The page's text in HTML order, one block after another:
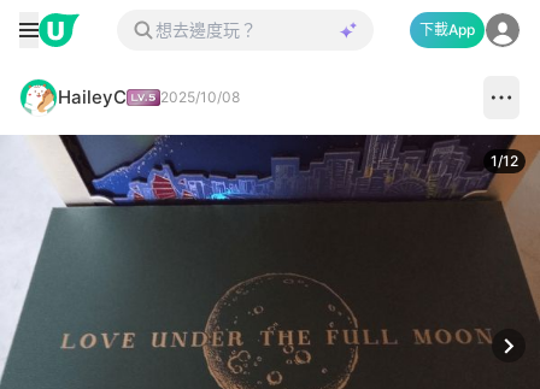
下載App
HaileyC 2025/10/08
1/12